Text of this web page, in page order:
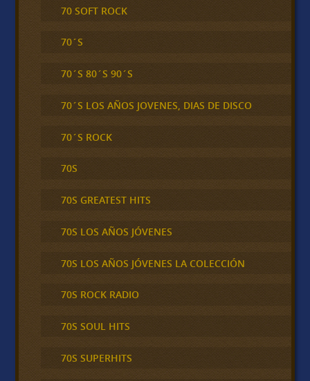
70 SOFT ROCK
70´S
70´S 80´S 90´S
70´S LOS AÑOS JOVENES, DIAS DE DISCO
70´S ROCK
70S
70S GREATEST HITS
70S LOS AÑOS JÓVENES
70S LOS AÑOS JÓVENES LA COLECCIÓN
70S ROCK RADIO
70S SOUL HITS
70S SUPERHITS